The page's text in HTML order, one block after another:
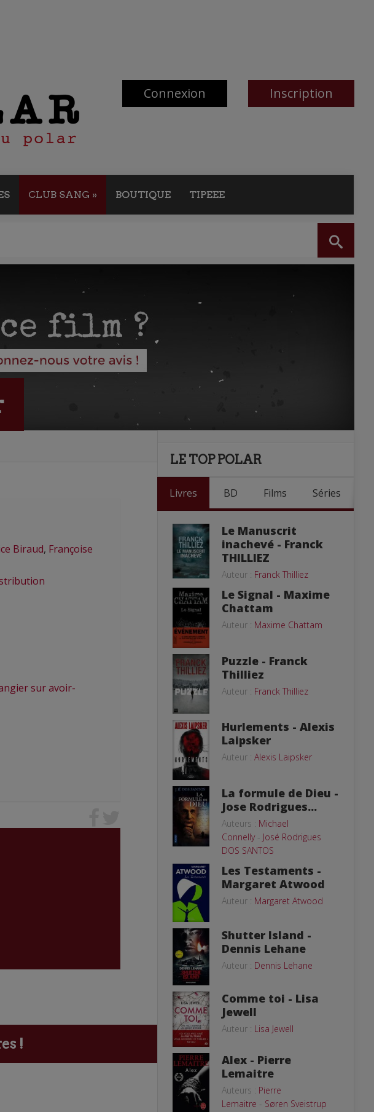
Connexion Inscription
CLUB SANG » BOUTIQUE TIPEEE
Biraud, Françoise
sur avoir-
!
LE TOP POLAR
Livres BD Films Séries
Le Manuscrit
inachevé - Franck
THILLIEZ
Auteur : Franck Thilliez
Le Signal - Maxime
Chattam
Auteur : Maxime Chattam
Puzzle - Franck
Thilliez
Auteur : Franck Thilliez
Hurlements - Alexis
Laipsker
Auteur : Alexis Laipsker
La formule de Dieu -
Jose Rodrigues...
Auteurs : Michael
Connelly- José Rodrigues
DOS SANTOS
Les Testaments -
Margaret Atwood
Auteur : Margaret Atwood
Shutter Island -
Dennis Lehane
Auteur : Dennis Lehane
Comme toi - Lisa
Jewell
Auteur : Lisa Jewell
Alex - Pierre
Lemaitre
Auteurs : Pierre
Lemaitre - Søren Sveistrup